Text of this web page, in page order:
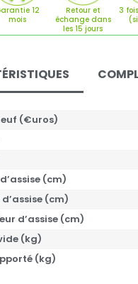
12
mois
Retour et
échange dans
les 15 jours
3
(€uros)
(cm)
(cm)
d’assise (cm)
(kg)
(kg)